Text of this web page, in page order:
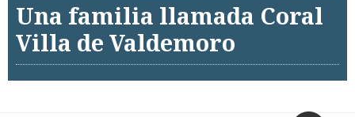
Una familia llamada Coral
Villa de Valdemoro